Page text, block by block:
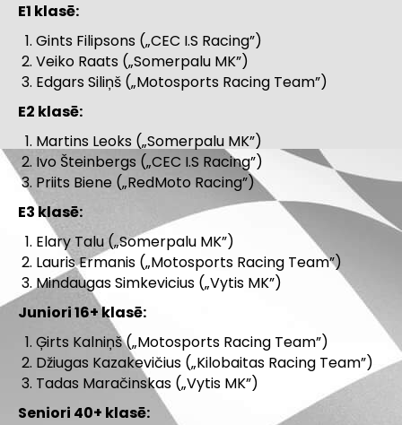
E1 klasē:
Gints Filipsons („CEC I.S Racing”)
Veiko Raats („Somerpalu MK”)
Edgars Siliņš („Motosports Racing Team”)
E2 klasē:
Martins Leoks („Somerpalu MK”)
Ivo Šteinbergs („CEC I.S Racing”)
Priits Biene („RedMoto Racing”)
E3 klasē:
Elary Talu („Somerpalu MK”)
Lauris Ermanis („Motosports Racing Team”)
Mindaugas Simkevicius („Vytis MK”)
Juniori 16+ klasē:
Ģirts Kalniņš („Motosports Racing Team”)
Džiugas Kazakevičius („Kilobaitas Racing Team”)
Tadas Maračinskas („Vytis MK”)
Seniori 40+ klasē: